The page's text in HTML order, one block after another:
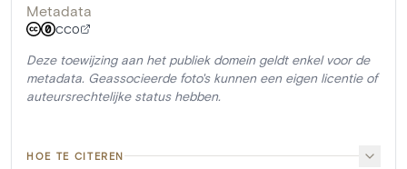
Metadata
CC0
Deze toewijzing aan het publiek domein geldt enkel voor de
metadata. Geassocieerde foto's kunnen een eigen licentie of
auteursrechtelijke status hebben.
HOE TE CITEREN